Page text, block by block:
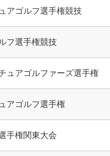
アゴルフ選手権競技
フ選手権競技
ュアゴルファーズ選手権
アゴルフ選手権
手権関東大会